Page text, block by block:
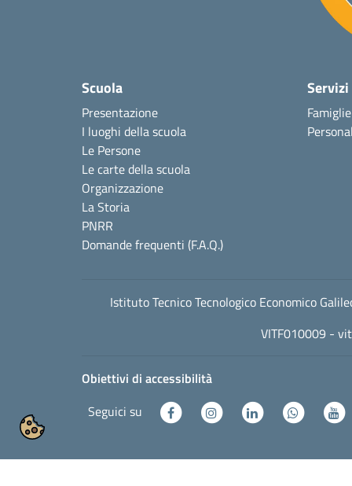
Scuola
Presentazione
I luoghi della scuola
Le Persone
Le carte della scuola
Organizzazione
La Storia
PNRR
Domande frequenti (F.A.Q.)
Servizi
Istituto Tecnico Tecnologico Economico
VITF010009 -
Obiettivi di accessibilità
Seguici su